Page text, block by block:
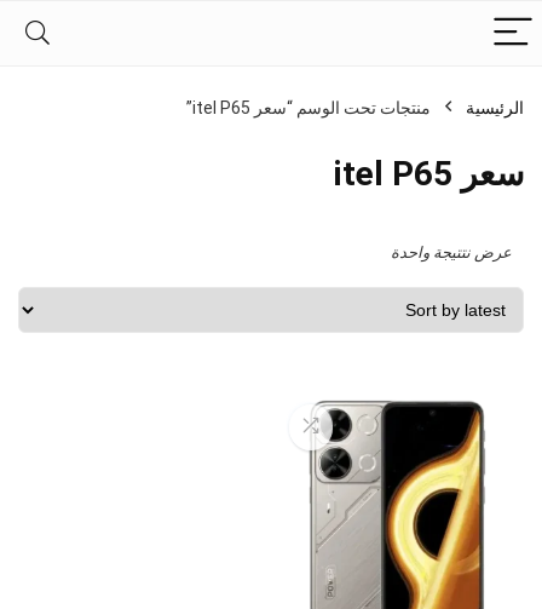
الرئيسية منتجات تحت الوسم “سعر itel P65”
سعر itel P65
عرض نتتيجة واحدة